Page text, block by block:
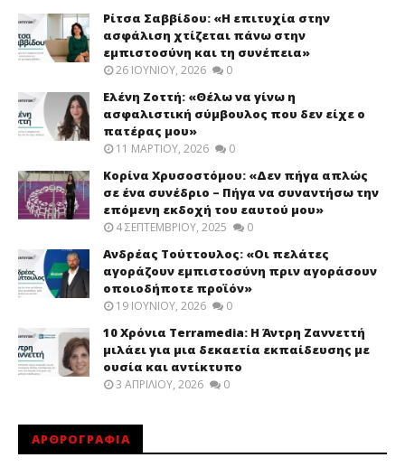
Ρίτσα Σαββίδου: «Η επιτυχία στην
ασφάλιση χτίζεται πάνω στην
εμπιστοσύνη και τη συνέπεια»
26 ΙΟΥΝΊΟΥ, 2026 0
Ελένη Ζοττή: «Θέλω να γίνω η
ασφαλιστική σύμβουλος που δεν είχε ο
πατέρας μου»
11 ΜΑΡΤΊΟΥ, 2026 0
Κορίνα Χρυσοστόμου: «Δεν πήγα απλώς
σε ένα συνέδριο – Πήγα να συναντήσω την
επόμενη εκδοχή του εαυτού μου»
4 ΣΕΠΤΕΜΒΡΊΟΥ, 2025 0
Ανδρέας Τούττουλος: «Οι πελάτες
αγοράζουν εμπιστοσύνη πριν αγοράσουν
οποιοδήποτε προϊόν»
19 ΙΟΥΝΊΟΥ, 2026 0
10 Χρόνια Terramedia: Η Άντρη Ζαννεττή
μιλάει για μια δεκαετία εκπαίδευσης με
ουσία και αντίκτυπο
3 ΑΠΡΙΛΊΟΥ, 2026 0
ΑΡΘΡΟΓΡΑΦΙΑ